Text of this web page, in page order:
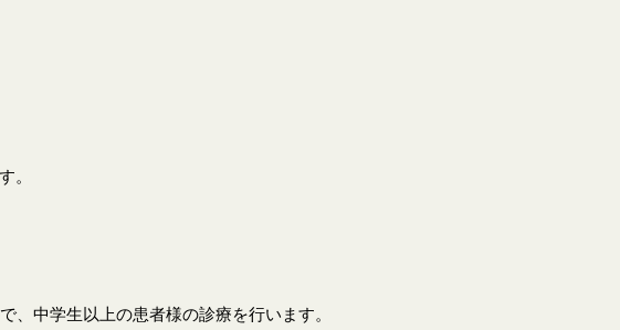
。
中学生以上の患者様の診療を行います。